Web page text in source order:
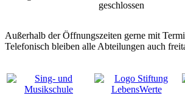
geschlossen
Außerhalb der Öffnungszeiten gerne mit
Telefonisch bleiben alle Abteilungen auch